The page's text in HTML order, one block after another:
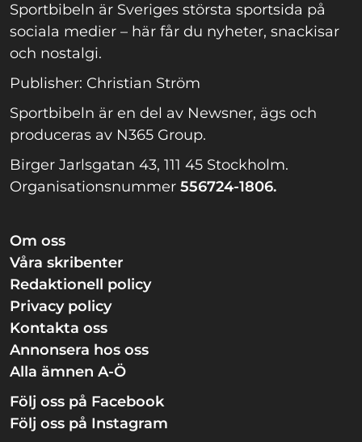
Sportbibeln är Sveriges största sportsida på
sociala medier – här får du nyheter, snackisar
och nostalgi.
Publisher: Christian Ström
Sportbibeln är en del av Newsner, ägs och
produceras av N365 Group.
Birger Jarlsgatan 43, 111 45 Stockholm.
Organisationsnummer 556724-1806.
Om oss
Våra skribenter
Redaktionell policy
Privacy policy
Kontakta oss
Annonsera hos oss
Alla ämnen A-Ö
Följ oss på Facebook
Följ oss på Instagram